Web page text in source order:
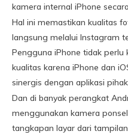
kamera internal iPhone
Hal ini memastikan kualitas
langsung melalui Instagram
Pengguna iPhone tidak
kualitas karena iPhone dan
sinergis dengan aplikasi
Dan di banyak perangkat
menggunakan kamera
tangkapan layar dari